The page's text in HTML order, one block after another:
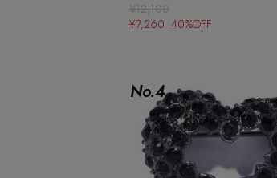
その他(傘・ハンカチ・時計など)
¥12,100
¥7,260 40%OFF
No.4